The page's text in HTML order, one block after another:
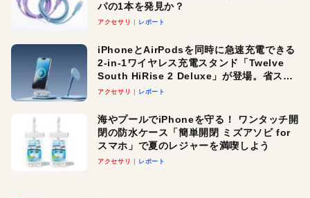
パの1本を発見か？
アクセサリ レポート
iPhoneとAirPodsを同時に急速充電できる
2-in-1ワイヤレス充電スタンド「Twelve
South HiRise 2 Deluxe」が登場。省スペ
ースでおしゃれに充電したい人にオスス
アクセサリ レポート
海やプールでiPhoneを守る！ ワンタッチ開
閉の防水ケース「簡単開閉 ミズアソビ for
スマホ」で夏のレジャーを満喫しよう
アクセサリ レポート